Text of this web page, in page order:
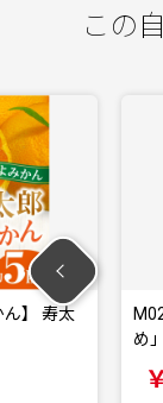
この
】 寿太
め